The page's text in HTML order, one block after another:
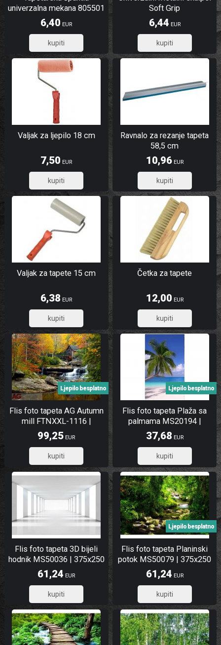
univerzalna mekana 805501
6,40 EUR
5,12
Soft Grip
6,44 EUR
5,15
Valjak za ljepilo 18 cm
7,50 EUR
6,00
Ravnalo za rezanje tapeta
58,5 cm
10,96EUR
8,77
Valjak za tapete 15 cm
6,38 EUR
5,10
Četka za tapete
12,00 EUR
9,60
Flis foto tapeta AG Autumn
mill FTNXXL-1116 |
360x270 cm
Ljepilo besplatno
99,25 EUR
79,40
Flis foto tapeta Plaža sa
palmama MS20194 |
150x250 cm
Ljepilo besplatno
37,68 EUR
30,14
Flis foto tapeta 3D bijeli
hodnik MS50036 | 375x250
cm
61,24 EUR
48,99
Flis foto tapeta Planinski
potok MS50079 | 375x250
cm
Ljepilo besplatno
61,24 EUR
48,99